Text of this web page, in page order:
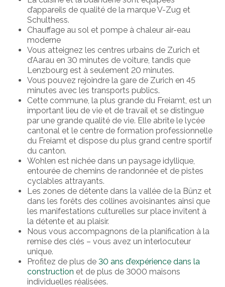
d’appareils de qualité de la marque V-Zug et
Schulthess.
Chauffage au sol et pompe à chaleur air-eau
moderne
Vous atteignez les centres urbains de Zurich et
d’Aarau en 30 minutes de voiture, tandis que
Lenzbourg est à seulement 20 minutes.
Vous pouvez rejoindre la gare de Zurich en 45
minutes avec les transports publics.
Cette commune, la plus grande du Freiamt, est un
important lieu de vie et de travail et se distingue
par une grande qualité de vie. Elle abrite le lycée
cantonal et le centre de formation professionnelle
du Freiamt et dispose du plus grand centre sportif
du canton.
Wohlen est nichée dans un paysage idyllique,
entourée de chemins de randonnée et de pistes
cyclables attrayants.
Les zones de détente dans la vallée de la Bünz et
dans les forêts des collines avoisinantes ainsi que
les manifestations culturelles sur place invitent à
la détente et au plaisir.
Nous vous accompagnons de la planification à la
remise des clés – vous avez un interlocuteur
unique.
Profitez de plus de30 ans d’expérience dans la
construction et de plus de 3000 maisons
individuelles réalisées.